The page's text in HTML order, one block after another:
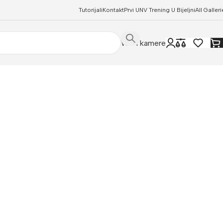
TutorijaliKontaktPrvi UNV Trening U BijeljniAll
WIFI kamere